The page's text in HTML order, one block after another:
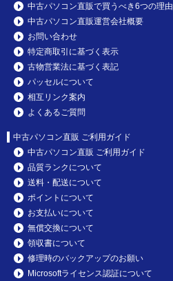
中古パソコン直販で買うべき6つの理由
中古パソコン直販運営会社概要
お問い合わせ
特定商取引に基づく表示
古物営業法に基づく表記
パッセルについて
相互リンク案内
よくあるご質問
中古パソコン直販 ご利用ガイド
中古パソコン直販 ご利用ガイド
品質ランクについて
送料・配送について
ポイントについて
お支払いについて
無償交換について
領収書について
修理時のバックアップのお願い
Microsoftライセンス認証について